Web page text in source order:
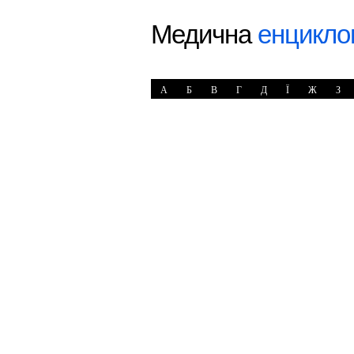
Медична
А Б В Г Д Ї Ж З